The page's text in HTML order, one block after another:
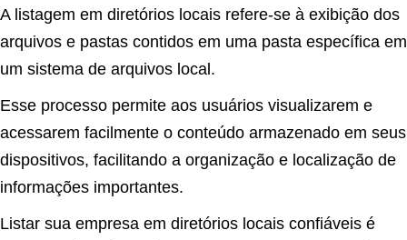
A listagem em diretórios locais refere-se à exibição dos
arquivos e pastas contidos em uma pasta específica em
um sistema de arquivos local.
Esse processo permite aos usuários visualizarem e
acessarem facilmente o conteúdo armazenado em seus
dispositivos, facilitando a organização e localização de
informações importantes.
Listar sua empresa em diretórios locais confiáveis é